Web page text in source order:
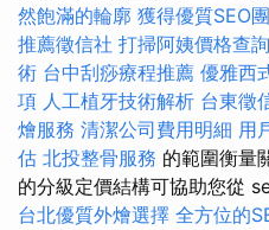
然飽滿的輪廓 獲得優質SEO
推薦徵信社 打掃阿姨價格查詢
術 台中刮痧療程推薦 優雅西
項 人工植牙技術解析 台東徵
燴服務 清潔公司費用明細 用
估 北投整骨服務 的範圍衡量
的分級定價結構可協助您從
台北優質外燴選擇 全方位的